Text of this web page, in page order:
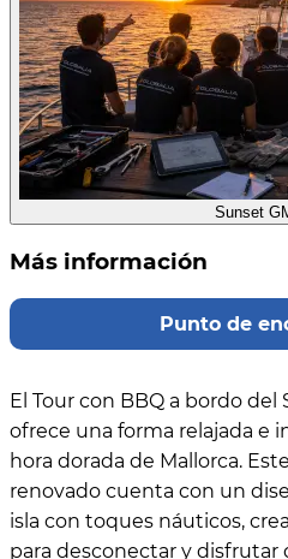
Sunset
Más información
Punto de
El Tour con BBQ a bordo del
ofrece una forma relajada e
hora dorada de Mallorca.
renovado cuenta con un
isla con toques náuticos,
para desconectar y disfrutar